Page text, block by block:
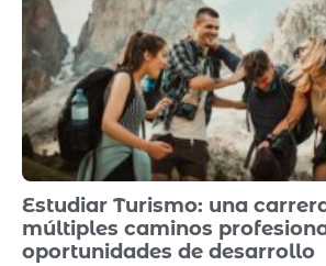
Estudiar Turismo: una
múltiples caminos
oportunidades de desarrollo